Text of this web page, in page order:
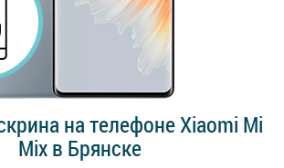
на телефоне Xiaomi Mi
Mix в Брянске